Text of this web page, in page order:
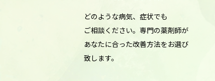
どのような病気、症状でも
ご相談ください。専門の薬剤師が
あなたに合った改善方法をお選び
致します。